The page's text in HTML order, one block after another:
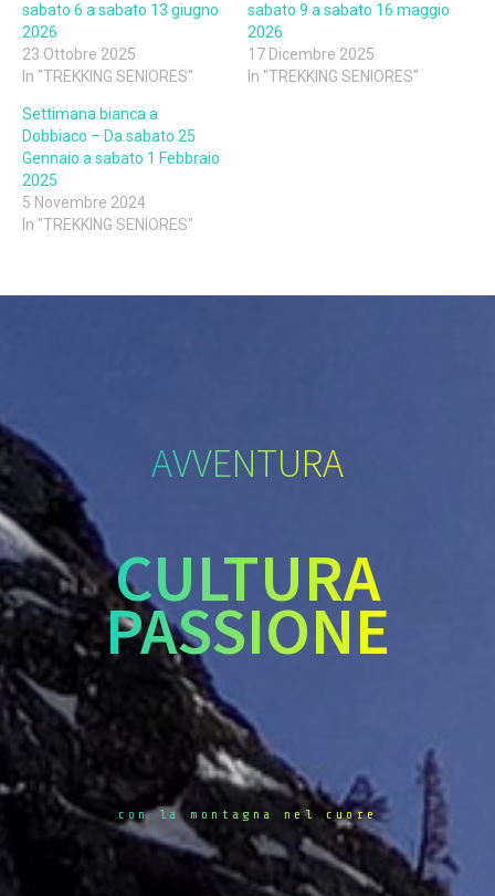
sabato 6 a sabato 13 giugno
2026
23 Ottobre 2025
In "TREKKING SENIORES"
sabato 9 a sabato 16 maggio
2026
17 Dicembre 2025
In "TREKKING SENIORES"
Settimana bianca a
Dobbiaco – Da sabato 25
Gennaio a sabato 1 Febbraio
2025
5 Novembre 2024
In "TREKKING SENIORES"
AVVENTURA
CULTURA
PASSIONE
con la montagna nel cuore